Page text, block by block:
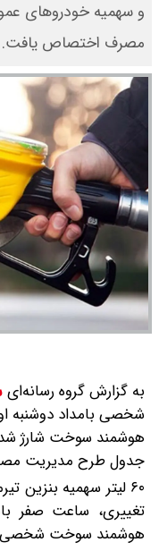
و سهمیه خودرو‌های
مصرف اختصاص یافت.
به گزارش گروه رسانه‌ای
شخصی بامداد دوشنبه
هوشمند سوخت شارژ
جدول طرح مدیریت
۶۰ لیتر سهمیه
تغییری، ساعت صفر
هوشمند سوخت شخصی